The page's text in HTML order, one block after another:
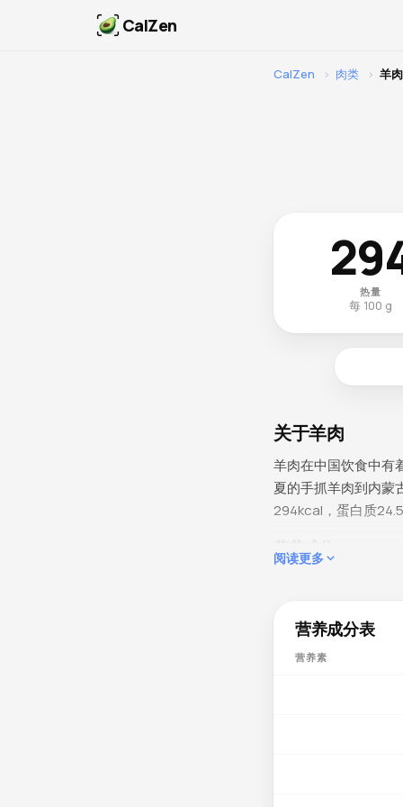
CalZen
CalZen › 肉类 › 羊肉
热量
每 100 g
关于羊肉
羊肉在中国饮食中有
夏的手抓羊肉到内蒙
294kcal，蛋白质
营养成分
作用。烟酸6.66mg
入量的10%）被人
者，磷188mg（占
用。中医认为羊肉
阅读更多
营养成分表
营养素